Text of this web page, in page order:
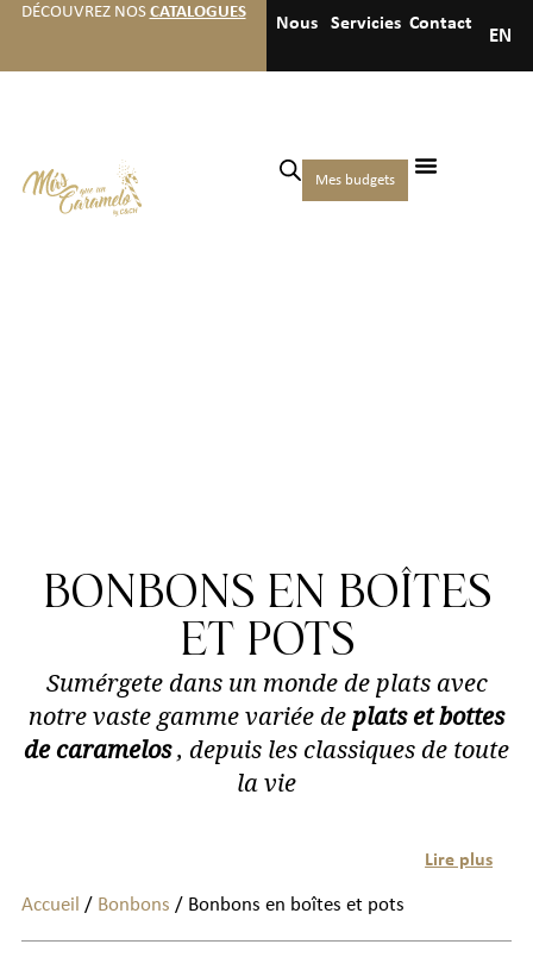
DÉCOUVREZ NOS CATALOGUES
Nous Servicies Contact
EN
Mes budgets
BONBONS EN BOÎTES
ET POTS
Sumérgete dans un monde de plats avec
notre vaste gamme variée deplats et bottes
de caramelos, depuis les classiques de toute
la vie
Lire plus
Accueil / Bonbons / Bonbons en boîtes et pots